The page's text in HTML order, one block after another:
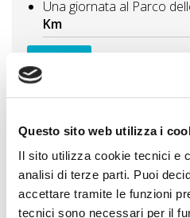
Questo sito web utilizza i
Il sito utilizza cookie tecnici e
analisi di terze parti. Puoi
accettare tramite le funzioni
tecnici sono necessari per il
Una giornata al Parco
Km
Vedi tutti
Itinerari A DOG
ovest 15 Km
Itinerario al Lago di Ledro
spiagge, trekking e natura
Parchi, cascate e